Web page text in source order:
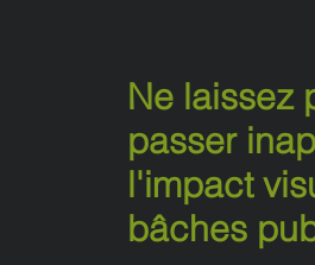
Ne laissez
passer
l'impact
bâches